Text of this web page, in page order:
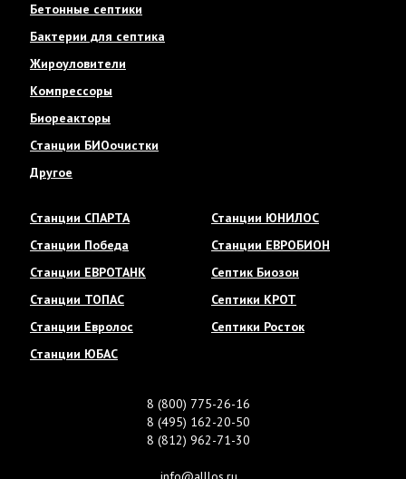
Бетонные септики
Бактерии для септика
Жироуловители
Компрессоры
Биореакторы
Станции БИОочистки
Другое
Станции СПАРТА
Станции Победа
Станции ЕВРОТАНК
Станции ТОПАС
Станции Евролос
Станции ЮБАС
Станции ЮНИЛОС
Станции ЕВРОБИОН
Септик Биозон
Септики КРОТ
Септики Росток
8 (800) 775-26-16
8 (495) 162-20-50
8 (812) 962-71-30